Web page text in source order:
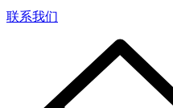
联系我们